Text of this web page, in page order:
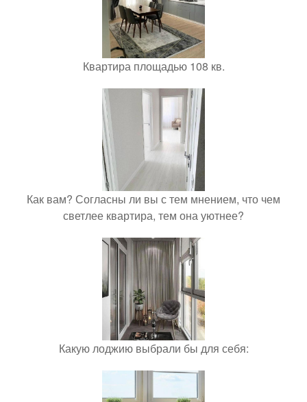
Квартира площадью 108 кв.
Как вам? Согласны ли вы с тем мнением, что чем
светлее квартира, тем она уютнее?
Какую лоджию выбрали бы для себя: